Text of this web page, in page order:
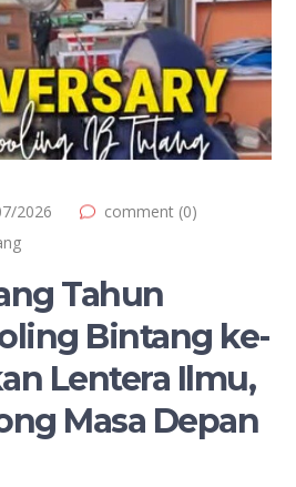
2026
comment (0)
Tahun
Bintang ke-
Lentera Ilmu,
Masa Depan